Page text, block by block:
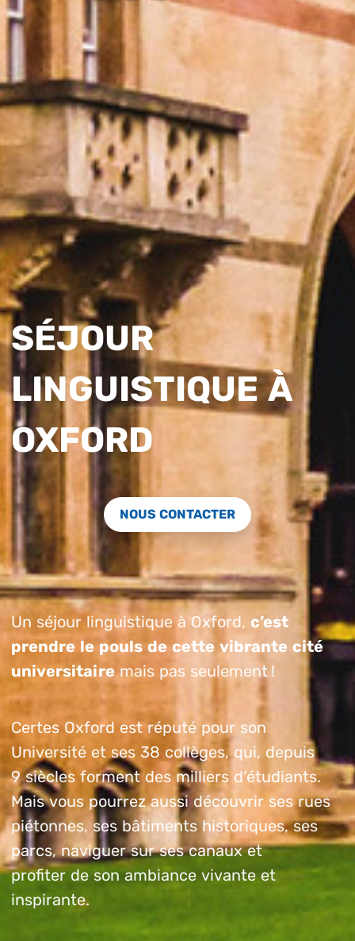
SÉJOUR
LINGUISTIQUE À
OXFORD
NOUS CONTACTER
Un séjour linguistique à Oxford, c’est
prendre le pouls de cette vibrante cité
universitairemais pas seulement !
Certes Oxford est réputé pour son
Université et ses 38 collèges, qui, depuis
9 siècles forment des milliers d’étudiants.
Mais vous pourrez aussi découvrir ses rues
piétonnes, ses bâtiments historiques, ses
parcs, naviguer sur ses canaux et
profiter de son ambiance vivante et
inspirante.